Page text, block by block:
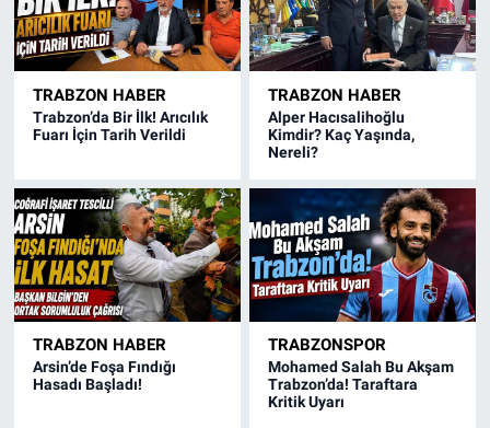
TRABZON HABER
Trabzon’da Bir İlk! Arıcılık
Fuarı İçin Tarih Verildi
TRABZON HABER
Alper Hacısalihoğlu
Kimdir? Kaç Yaşında,
Nereli?
TRABZON HABER
Arsin’de Foşa Fındığı
Hasadı Başladı!
TRABZONSPOR
Mohamed Salah Bu Akşam
Trabzon’da! Taraftara
Kritik Uyarı